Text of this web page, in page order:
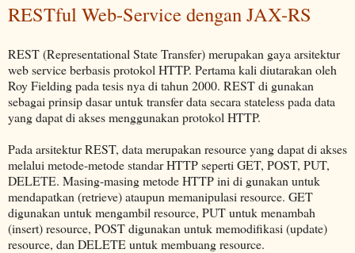
RESTful Web-Service dengan JAX-RS
REST (Representational State Transfer) merupakan gaya arsitektur
web service berbasis protokol HTTP. Pertama kali diutarakan oleh
Roy Fielding pada tesis nya di tahun 2000. REST di gunakan
sebagai prinsip dasar untuk transfer data secara stateless pada data
yang dapat di akses menggunakan protokol HTTP.
Pada arsitektur REST, data merupakan resource yang dapat di akses
melalui metode-metode standar HTTP seperti GET, POST, PUT,
DELETE. Masing-masing metode HTTP ini di gunakan untuk
mendapatkan (retrieve) ataupun memanipulasi resource. GET
digunakan untuk mengambil resource, PUT untuk menambah
(insert) resource, POST digunakan untuk memodifikasi (update)
resource, dan DELETE untuk membuang resource.